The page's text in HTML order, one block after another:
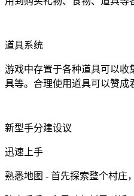
道具系统
游戏中存置于各种道具可以收
具等。合理使用道具可以赞成
新型手分建设议
迅速上手
熟悉地图 - 首先探索整个村庄